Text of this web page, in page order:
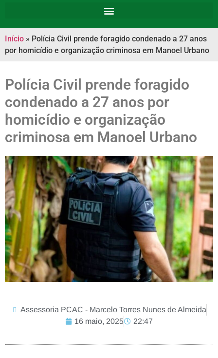
Início » Polícia Civil prende foragido condenado a 27 anos
por homicídio e organização criminosa em Manoel Urbano
Polícia Civil prende foragido
condenado a 27 anos por
homicídio e organização
criminosa em Manoel Urbano
Assessoria PCAC - Marcelo Torres Nunes de Almeida
16 maio, 2025
22:47